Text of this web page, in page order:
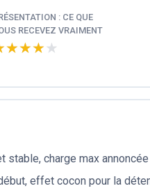
: CE QUE
RECEVEZ VRAIMENT
stable, charge max
effet cocon pour la